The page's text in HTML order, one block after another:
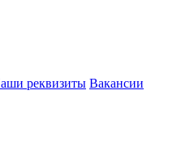
реквизиты Вакансии